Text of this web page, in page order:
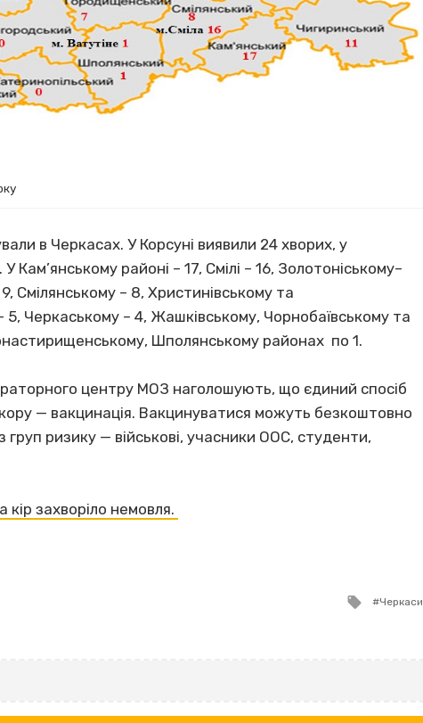
в Черкасах. У Корсуні виявили 24 хворих, у
Кам’янському районі – 17, Смілі – 16, Золотоніському–
Смілянському – 8, Христинівському та
5, Черкаському – 4, Жашківському, Чорнобаївському та
Шполянському районах по 1.
центру МОЗ наголошують, що єдиний спосіб
кору — вакцинація. Вакцинуватися можуть безкоштовно
груп ризику — військові, учасники ООС, студенти,
кір захворіло немовля.
Tagged
Черкаси